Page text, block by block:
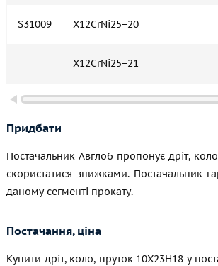
S31009 X12CrNi25−20
X12CrNi25−21
Придбати
Постачальник Авглоб пропонує дріт,
скористатися знижками. Постачальник
даному сегменті прокату.
Постачання, ціна
Купити дріт, коло, пруток 10Х23Н18 у